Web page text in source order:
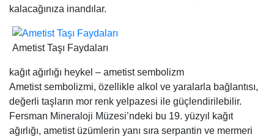
kalacağınıza inandılar.
Ametist Taşı Faydaları
kağıt ağırlığı heykel – ametist sembolizm
Ametist sembolizmi, özellikle alkol ve yaralarla bağlantısı,
değerli taşların mor renk yelpazesi ile güçlendirilebilir.
Fersman Mineraloji Müzesi’ndeki bu 19. yüzyıl kağıt
ağırlığı, ametist üzümlerin yanı sıra serpantin ve mermeri